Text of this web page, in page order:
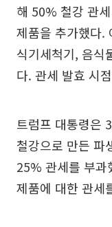
해 50% 철강 관
제품을 추가했다.
식기세척기, 음식
다. 관세 발효 시
트럼프 대통령은
철강으로 만든 파
25% 관세를 부과
제품에 대한 관세